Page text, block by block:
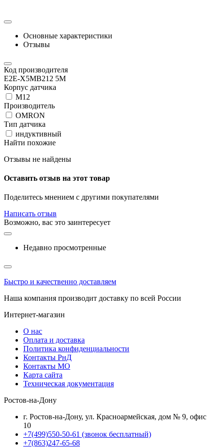
Основные характеристики
Отзывы
Код производителя
E2E-X5MB212 5M
Корпус датчика
М12
Производитель
OMRON
Тип датчика
индуктивный
Найти похожие
Отзывы не найдены
Оставить отзыв на этот товар
Поделитесь мнением с другими покупателями
Написать отзыв
Возможно, вас это заинтересует
Недавно просмотренные
Быстро и качественно доставляем
Наша компания производит доставку по всей России
Интернет-магазин
О нас
Оплата и доставка
Политика конфиденциальности
Контакты РнД
Контакты МО
Карта сайта
Техническая документация
Ростов-на-Дону
г. Ростов-на-Дону, ул. Красноармейская, дом № 9, офис
10
+7(499)550-50-61 (звонок бесплатный)
+7(863)247-65-68